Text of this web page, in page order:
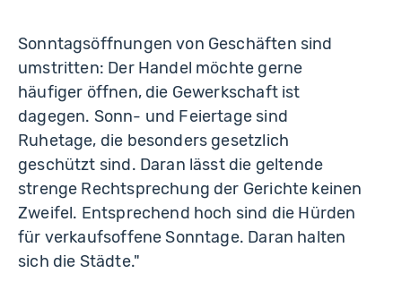
Sonntagsöffnungen von Geschäften sind
umstritten: Der Handel möchte gerne
häufiger öffnen, die Gewerkschaft ist
dagegen. Sonn- und Feiertage sind
Ruhetage, die besonders gesetzlich
geschützt sind. Daran lässt die geltende
strenge Rechtsprechung der Gerichte keinen
Zweifel. Entsprechend hoch sind die Hürden
für verkaufsoffene Sonntage. Daran halten
sich die Städte."